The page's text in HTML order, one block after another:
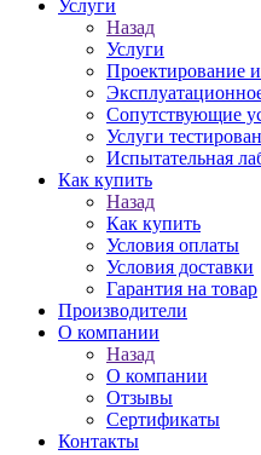
Услуги
Назад
Услуги
Проектирование и
Сопутствующие
Услуги
Испытательная
Как купить
Назад
Как купить
Условия оплаты
Условия доставки
Гарантия на товар
Производители
О компании
Назад
О компании
Отзывы
Сертификаты
Контакты